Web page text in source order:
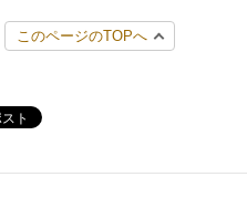
このページのTOPへ